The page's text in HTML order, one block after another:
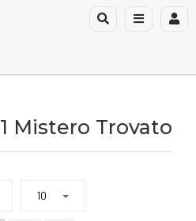
1 Mistero Trovato
10